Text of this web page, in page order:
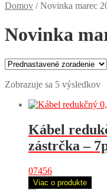
Domov /Novinka marec
Novinka
Zobrazuje sa 5 výsledkov
Kábel
zástrčka –
07456
Viac o produkte